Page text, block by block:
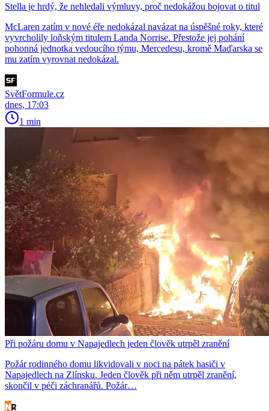
Stella je hrdý, že nehledali výmluvy, proč nedokážou bojovat o titul
McLaren zatím v nové éře nedokázal navázat na úspěšné roky, které
vyvrcholily loňským titulem Landa Norrise. Přestože jej pohání
pohonná jednotka vedoucího týmu, Mercedesu, kromě Maďarska se
mu zatím vyrovnat nedokázal.
SvětFormule.cz
dnes, 17:03
1 min
Při požáru domu v Napajedlech jeden člověk utrpěl zranění
Požár rodinného domu likvidovali v noci na pátek hasiči v
Napajedlech na Zlínsku. Jeden člověk při něm utrpěl zranění,
skončil v péči záchranářů. Požár…